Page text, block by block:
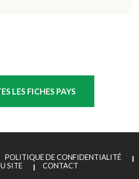
LES FICHES PAYS
POLITIQUE DE CONFIDENTIALITÉ
SITE
CONTACT